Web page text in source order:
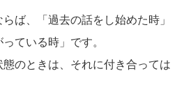
ば、「過去の話をし始めた時」
ている時」です。
態のときは、それに付き合っては